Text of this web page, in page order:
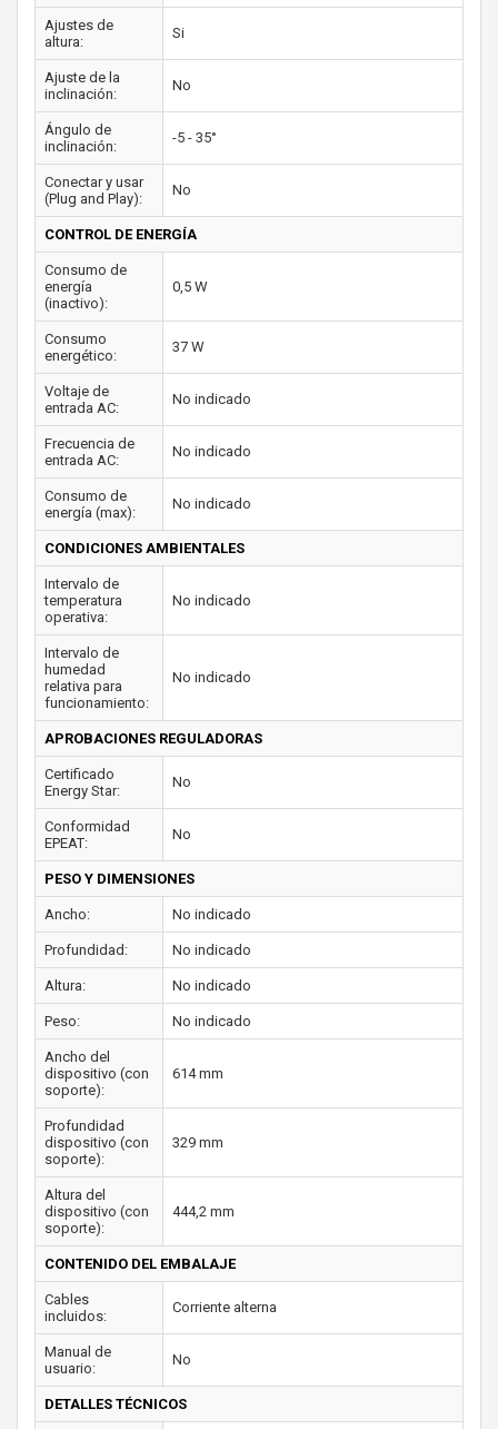
Ajustes de
altura:
Si
Ajuste de la
inclinación:
No
Ángulo de
inclinación:
-5 - 35°
Conectar y usar
(Plug and Play):
No
CONTROL DE ENERGÍA
Consumo de
energía
(inactivo):
0,5 W
Consumo
energético:
37 W
Voltaje de
entrada AC:
No indicado
Frecuencia de
entrada AC:
No indicado
Consumo de
energía (max):
No indicado
CONDICIONES AMBIENTALES
Intervalo de
temperatura
operativa:
No indicado
Intervalo de
humedad
relativa para
funcionamiento:
No indicado
APROBACIONES REGULADORAS
Certificado
Energy Star:
No
Conformidad
EPEAT:
No
PESO Y DIMENSIONES
Ancho: No indicado
Profundidad: No indicado
Altura: No indicado
Peso: No indicado
Ancho del
dispositivo (con
soporte):
614 mm
Profundidad
dispositivo (con
soporte):
329 mm
Altura del
dispositivo (con
soporte):
444,2 mm
CONTENIDO DEL EMBALAJE
Cables
incluidos:
Corriente alterna
Manual de
usuario:
No
DETALLES TÉCNICOS